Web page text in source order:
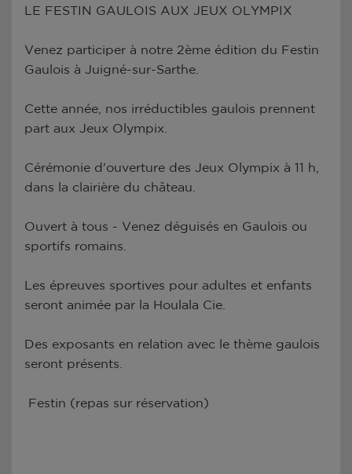
LE FESTIN GAULOIS AUX JEUX OLYMPIX
Venez participer à notre 2ème édition du Festin
Gaulois à Juigné-sur-Sarthe.
Cette année, nos irréductibles gaulois prennent
part aux Jeux Olympix.
Cérémonie d'ouverture des Jeux Olympix à 11 h,
dans la clairière du château.
Ouvert à tous - Venez déguisés en Gaulois ou
sportifs romains.
Les épreuves sportives pour adultes et enfants
seront animée par la Houlala Cie.
Des exposants en relation avec le thème gaulois
seront présents.
Festin (repas sur réservation)